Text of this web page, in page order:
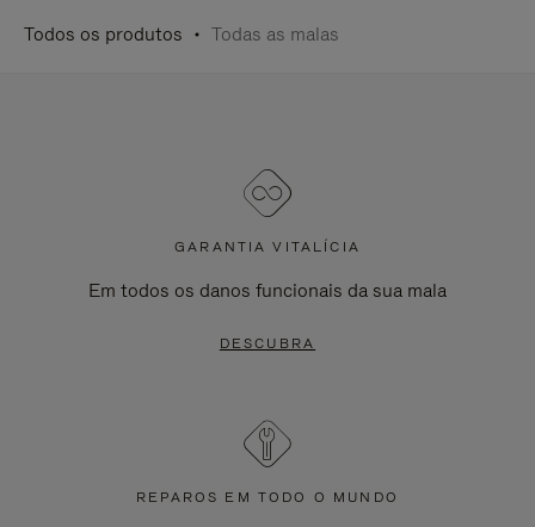
Todos os produtos Todas as malas
GARANTIA VITALÍCIA
Em todos os danos funcionais da sua mala
DESCUBRA
REPAROS EM TODO O MUNDO